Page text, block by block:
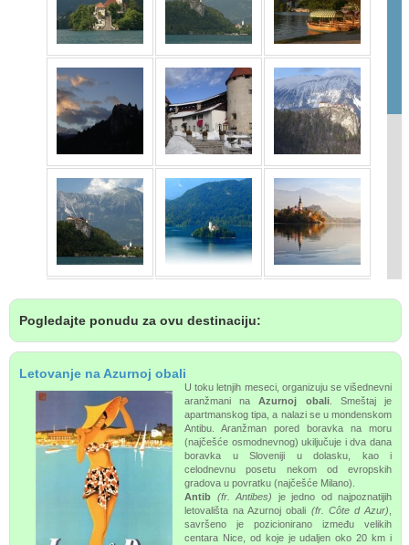
Pogledajte ponudu za ovu destinaciju:
Letovanje na Azurnoj obali
U toku letnjih meseci, organizuju se višednevni
aranžmani naAzurnoj obali. Smeštaj je
apartmanskog tipa, a nalazi se u mondenskom
Antibu. Aranžman pored boravka na moru
(najčešće osmodnevnog) ukiljučuje i dva dana
boravka u Sloveniji u dolasku, kao i
celodnevnu posetu nekom od evropskih
gradova u povratku (najčešće Milano).
Antib (fr. Antibes) je jedno od najpoznatijih
letovališta na Azurnoj obali (fr. Côte d Azur)
savršeno je pozicionirano između velikih
centara Nice, od koje je udaljen oko 20 km i